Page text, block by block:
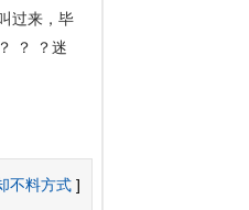
过来，毕
？ ？迷
不料方式 ]